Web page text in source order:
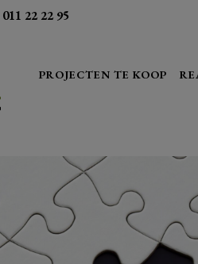
011 22 22 95
PROJECTEN TE KOOP